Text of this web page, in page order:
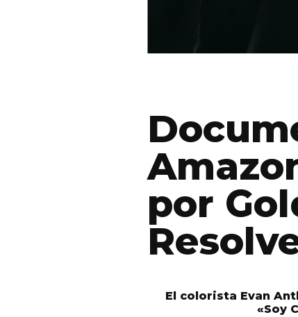
por
El colorista Evan
«Soy